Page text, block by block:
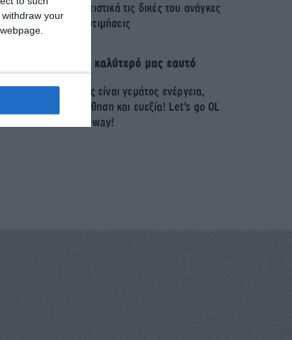
your
καλύπτει αποκλειστικά τις δικές του ανάγκες
και προτιμήσεις
Ανακαλύπτουμε τον καλύτερό μας εαυτό
μας εαυτός είναι γεμάτος ενέργεια,
λάμψη, αυτοπεποίθηση και ευεξία! Let’s go OL
the way!